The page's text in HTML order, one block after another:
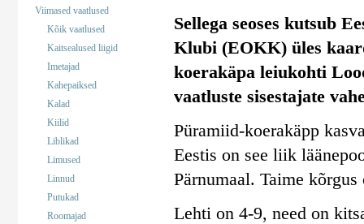
Viimased vaatlused
Kõik vaatlused
Kaitsealused liigid
Imetajad
Kahepaiksed
Kalad
Kiilid
Liblikad
Limused
Linnud
Putukad
Roomajad
Sellega seoses kutsub
Klubi (EOKK) üles
koerakäpa leiukohti
vaatluste sisestajate
Püramiid-koerakäpp
Eestis on see liik
Pärnumaal. Taime
Lehti on 4-9, need on